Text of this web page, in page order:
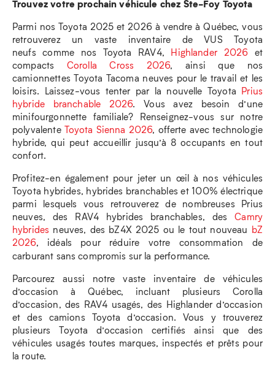
Trouvez votre prochain véhicule chez Ste-Foy Toyota
Parmi nos Toyota 2025 et 2026 à vendre à Québec, vous
retrouverez un vaste inventaire de VUS Toyota
neufs comme nos Toyota RAV4, Highlander 2026 et
compacts Corolla Cross 2026, ainsi que nos
camionnettes Toyota Tacoma neuves pour le travail et les
loisirs. Laissez-vous tenter par la nouvelle Toyota Prius
hybride branchable 2026. Vous avez besoin d’une
minifourgonnette familiale? Renseignez-vous sur notre
polyvalente Toyota Sienna 2026, offerte avec technologie
hybride, qui peut accueillir jusqu’à 8 occupants en tout
confort.
Profitez-en également pour jeter un œil à nos véhicules
Toyota hybrides, hybrides branchables et 100% électrique
parmi lesquels vous retrouverez de nombreuses Prius
neuves, des RAV4 hybrides branchables, desCamry
hybrides neuves, des bZ4X 2025 ou le tout nouveau bZ
2026, idéals pour réduire votre consommation de
carburant sans compromis sur la performance.
Parcourez aussi notre vaste inventaire de véhicules
d’occasion à Québec, incluant plusieurs Corolla
d’occasion, des RAV4 usagés, des Highlander d’occasion
et des camions Toyota d’occasion. Vous y trouverez
plusieurs Toyota d’occasion certifiés ainsi que des
véhicules usagés toutes marques, inspectés et prêts pour
la route.